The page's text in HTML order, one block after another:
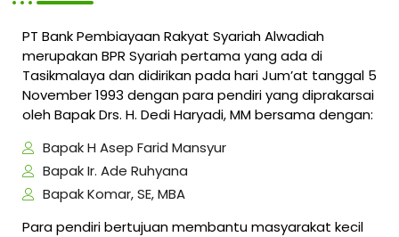
PT Bank Pembiayaan Rakyat Syariah Alwadiah
merupakan BPR Syariah pertama yang ada di
Tasikmalaya dan didirikan pada hari Jum’at tanggal 5
November 1993 dengan para pendiri yang diprakarsai
oleh Bapak Drs. H. Dedi Haryadi, MM bersama dengan:
Bapak H Asep Farid Mansyur
Bapak Ir. Ade Ruhyana
Bapak Komar, SE, MBA
Para pendiri bertujuan membantu masyarakat kecil